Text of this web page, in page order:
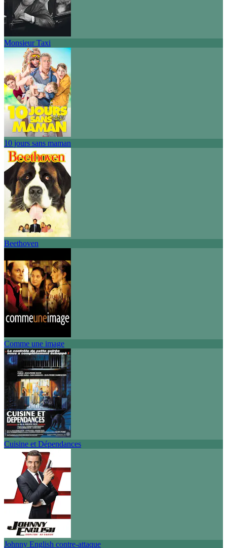
Monsieur Taxi
10 jours sans maman
Beethoven
Comme une image
Cuisine et Dépendances
Johnny English contre-attaque